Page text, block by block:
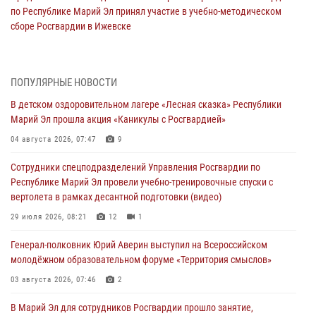
по Республике Марий Эл принял участие в учебно-методическом
сборе Росгвардии в Ижевске
провели более 90 проверок мест хранения гражданского оружия
06 августа 2026, 08:00
В Марий Эл сотрудники вневедомственной охраны Росгвардии за
05 августа 2026, 09:44
В Марий Эл для сотрудников Росгвардии прошло занятие,
посвящённое памяти генерала армии Ивана Кирилловича Яковлева
В детском оздоровительном лагере «Лесная сказка» Республики
Марий Эл прошла акция «Каникулы с Росгвардией»
ПОПУЛЯРНЫЕ НОВОСТИ
В детском оздоровительном лагере «Лесная сказка» Республики
Марий Эл прошла акция «Каникулы с Росгвардией»
04 августа 2026, 07:47 9
Сотрудники спецподразделений Управления Росгвардии по
Республике Марий Эл провели учебно-тренировочные спуски с
вертолета в рамках десантной подготовки (видео)
29 июля 2026, 08:21 12 1
Генерал-полковник Юрий Аверин выступил на Всероссийском
молодёжном образовательном форуме «Территория смыслов»
03 августа 2026, 07:46 2
В Марий Эл для сотрудников Росгвардии прошло занятие,